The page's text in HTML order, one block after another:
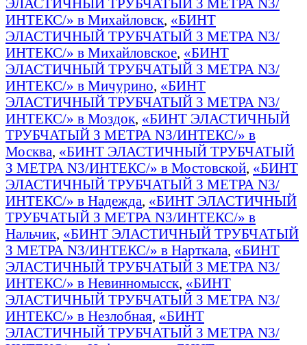
ИНТЕКС/» в Михайловск, «БИНТ
ЭЛАСТИЧНЫЙ ТРУБЧАТЫЙ З МЕТРА N3/
ИНТЕКС/» в Михайловское, «БИНТ
ЭЛАСТИЧНЫЙ ТРУБЧАТЫЙ З МЕТРА N3/
ИНТЕКС/» в Мичурино, «БИНТ
ЭЛАСТИЧНЫЙ ТРУБЧАТЫЙ З МЕТРА N3/
ИНТЕКС/» в Моздок, «БИНТ ЭЛАСТИЧНЫЙ
ТРУБЧАТЫЙ З МЕТРА N3/ИНТЕКС/» в
Москва, «БИНТ ЭЛАСТИЧНЫЙ ТРУБЧАТЫЙ
З МЕТРА N3/ИНТЕКС/» в Мостовской, «БИНТ
ЭЛАСТИЧНЫЙ ТРУБЧАТЫЙ З МЕТРА N3/
ИНТЕКС/» в Надежда, «БИНТ ЭЛАСТИЧНЫЙ
ТРУБЧАТЫЙ З МЕТРА N3/ИНТЕКС/» в
Нальчик, «БИНТ ЭЛАСТИЧНЫЙ ТРУБЧАТЫЙ
З МЕТРА N3/ИНТЕКС/» в Нарткала, «БИНТ
ЭЛАСТИЧНЫЙ ТРУБЧАТЫЙ З МЕТРА N3/
ИНТЕКС/» в Невинномысск, «БИНТ
ЭЛАСТИЧНЫЙ ТРУБЧАТЫЙ З МЕТРА N3/
ИНТЕКС/» в Незлобная, «БИНТ
ЭЛАСТИЧНЫЙ ТРУБЧАТЫЙ З МЕТРА N3/